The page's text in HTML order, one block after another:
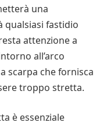
una
qualsiasi fastidio
attenzione a
all’arco
scarpa che fornisca
troppo stretta.
è essenziale